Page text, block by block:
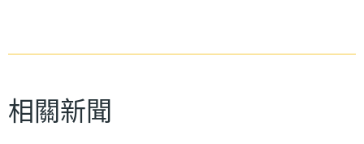
相關新聞